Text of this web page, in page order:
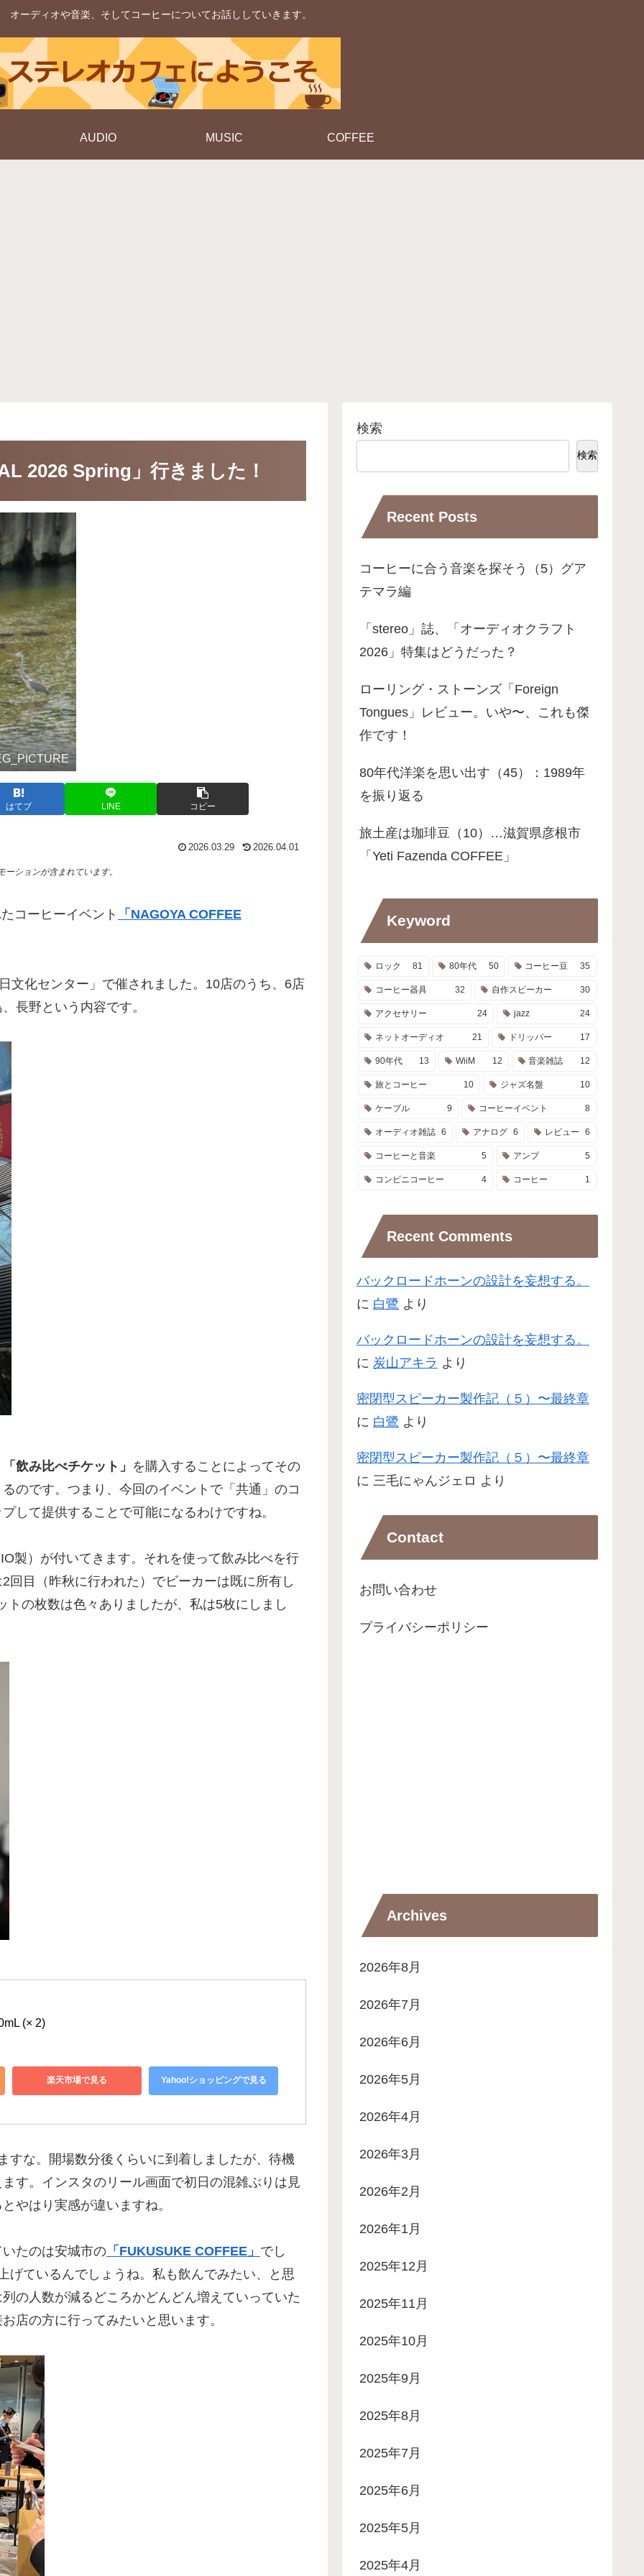
オーディオや音楽、そしてコーヒーについてお話ししていきます。
AUDIO MUSIC COFFEE
2026 Spring」行きました！
はてブ LINE コピー
2026.03.29 2026.04.01
ションが含まれています。
コーヒーイベント 「NAGOYA COFFEE
文化センター」で催されました。10店のうち、6店
長野という内容です。
「飲み比べチケット」 を購入することによってその
のです。つまり、今回のイベントで「共通」のコ
して提供することで可能になるわけですね。
製）が付いてきます。それを使って飲み比べを行
目（昨秋に行われた）でビーカーは既に所有し
の枚数は色々ありましたが、私は5枚にしまし
(× 2)
楽天市場で見る Yahoo!ショッピングで見る
すな。開場数分後くらいに到着しましたが、待機
す。インスタのリール画面で初日の混雑ぶりは見
やはり実感が違いますね。
たのは安城市の 「FUKUSUKE COFFEE」 でし
げているんでしょうね。私も飲んでみたい、と思
の人数が減るどころかどんどん増えていっていた
店の方に行ってみたいと思います。
検索
検索
Recent Posts
コーヒーに合う音楽を探そう（5）グア
テマラ編
「stereo」誌、「オーディオクラフト
2026」特集はどうだった？
ローリング・ストーンズ「Foreign
Tongues」レビュー。いや〜、これも傑
作です！
80年代洋楽を思い出す（45）：1989年
を振り返る
旅土産は珈琲豆（10）…滋賀県彦根市
「Yeti Fazenda COFFEE」
Keyword
ロック 81 80年代 50 コーヒー豆 35
コーヒー器具 32 自作スピーカー 30
アクセサリー 24 jazz 24
ネットオーディオ 21 ドリッパー 17
90年代 13 WiiM 12 音楽雑誌 12
旅とコーヒー 10 ジャズ名盤 10
ケーブル 9 コーヒーイベント 8
オーディオ雑誌 6 アナログ 6 レビュー 6
コーヒーと音楽 5 アンプ 5
コンビニコーヒー 4 コーヒー 1
Recent Comments
バックロードホーンの設計を妄想する。
に 白鷺 より
バックロードホーンの設計を妄想する。
に 炭山アキラ より
密閉型スピーカー製作記（５）〜最終章
に 白鷺 より
密閉型スピーカー製作記（５）〜最終章
に 三毛にゃんジェロ より
Contact
お問い合わせ
プライバシーポリシー
Archives
2026年8月
2026年7月
2026年6月
2026年5月
2026年4月
2026年3月
2026年2月
2026年1月
2025年12月
2025年11月
2025年10月
2025年9月
2025年8月
2025年7月
2025年6月
2025年5月
2025年4月